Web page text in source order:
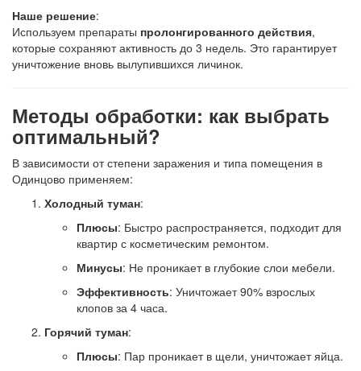
Наше решение:
Используем препараты пролонгированного действия,
которые сохраняют активность до 3 недель. Это гарантирует
уничтожение вновь вылупившихся личинок.
Методы обработки: как выбрать
оптимальный?
В зависимости от степени заражения и типа помещения в
Одинцово применяем:
Холодный туман:
Плюсы: Быстро распространяется, подходит для
квартир с косметическим ремонтом.
Минусы: Не проникает в глубокие слои мебели.
Эффективность: Уничтожает 90% взрослых
клопов за 4 часа.
Горячий туман:
Плюсы: Пар проникает в щели, уничтожает яйца.